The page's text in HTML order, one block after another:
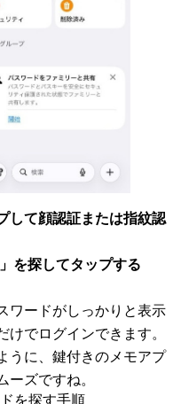
して顔認証または指紋認
を探してタップする
ワードがしっかりと表示
けでログインできます。
うに、鍵付きのメモアプ
ーズですね。
を探す手順